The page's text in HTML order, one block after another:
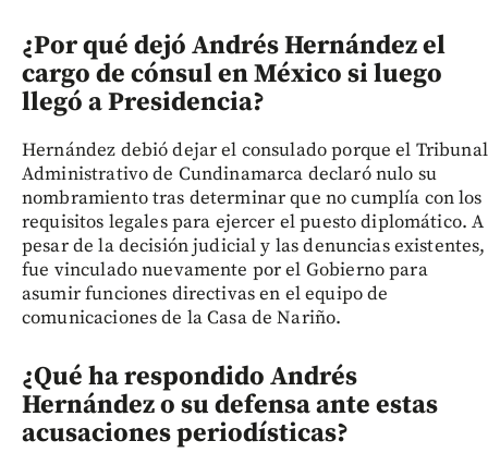
¿Por qué dejó Andrés Hernández el
cargo de cónsul en México si luego
llegó a Presidencia?
Hernández debió dejar el consulado porque el Tribunal
Administrativo de Cundinamarca declaró nulo su
nombramiento tras determinar que no cumplía con los
requisitos legales para ejercer el puesto diplomático. A
pesar de la decisión judicial y las denuncias existentes,
fue vinculado nuevamente por el Gobierno para
asumir funciones directivas en el equipo de
comunicaciones de la Casa de Nariño.
¿Qué ha respondido Andrés
Hernández o su defensa ante estas
acusaciones periodísticas?